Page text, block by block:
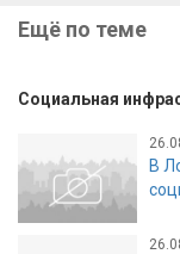
Ещё по теме
Социальная
В